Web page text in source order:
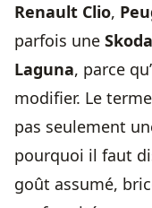
Renault Clio,
parfois une Skoda
Laguna, parce
modifier. Le
pas seulement
pourquoi il faut
goût assumé,